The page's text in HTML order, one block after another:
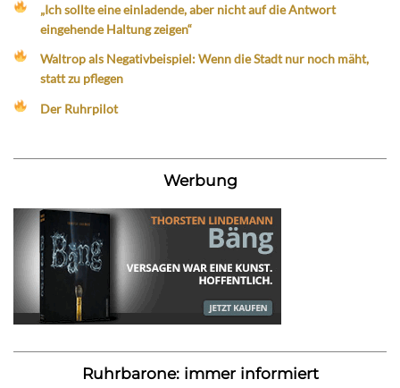
„Ich sollte eine einladende, aber nicht auf die Antwort
eingehende Haltung zeigen“
Waltrop als Negativbeispiel: Wenn die Stadt nur noch mäht,
statt zu pflegen
Der Ruhrpilot
Werbung
Ruhrbarone: immer informiert